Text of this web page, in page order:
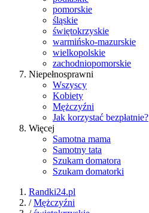
pomorskie
śląskie
świętokrzyskie
warmińsko-mazurskie
wielkopolskie
zachodniopomorskie
Niepełnosprawni
Wszyscy
Kobiety
Mężczyźni
Jak korzystać bezpłatnie?
Więcej
Samotna mama
Samotny tata
Szukam domatora
Szukam domatorki
Randki24.pl
/Mężczyźni